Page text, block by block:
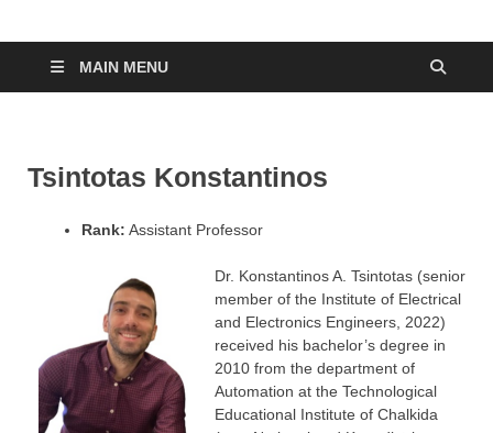
MAIN MENU
Tsintotas Konstantinos
Rank: Assistant Professor
Dr. Konstantinos A. Tsintotas (senior
member of the Institute of Electrical
and Electronics Engineers, 2022)
received his bachelor’s degree in
2010 from the department of
Automation at the Technological
Educational Institute of Chalkida